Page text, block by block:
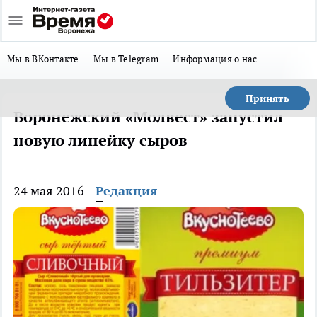
Мы в ВКонтакте Мы в Telegram Информация о нас
Принять
Воронежский «Молвест» запустил
новую линейку сыров
24 мая 2016 Редакция